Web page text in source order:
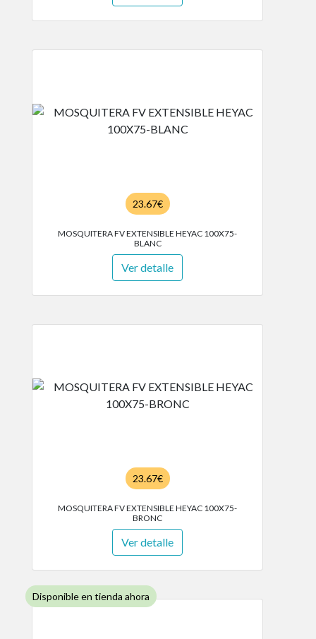
23.67€
MOSQUITERA FV EXTENSIBLE HEYAC 100X75-
BLANC
Ver detalle
23.67€
MOSQUITERA FV EXTENSIBLE HEYAC 100X75-
BRONC
Ver detalle
Disponible en tienda ahora